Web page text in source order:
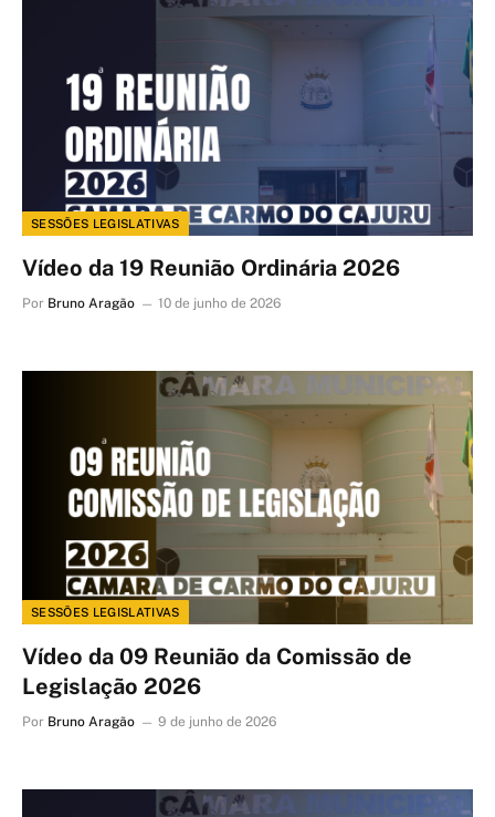
SESSÕES LEGISLATIVAS
Vídeo da 19 Reunião Ordinária 2026
Por Bruno Aragão 10 de junho de 2026
SESSÕES LEGISLATIVAS
Vídeo da 09 Reunião da Comissão de
Legislação 2026
Por Bruno Aragão 9 de junho de 2026